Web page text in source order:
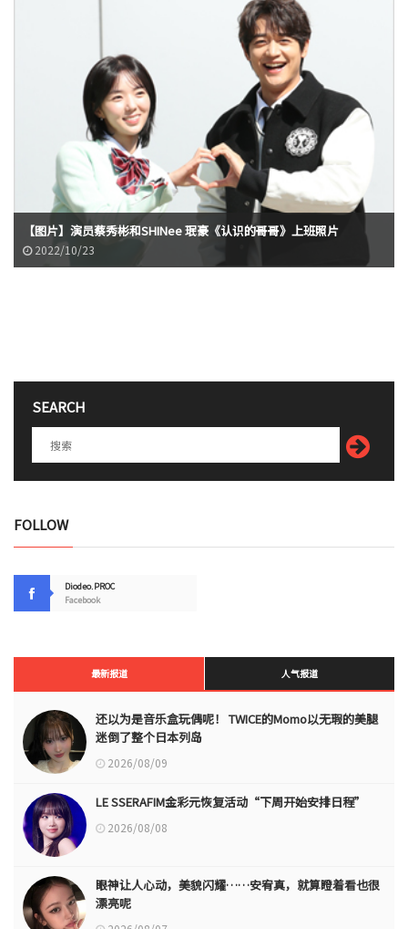
【图片】演员蔡秀彬和SHINee 珉豪《认识的哥哥》上班照片
2022/10/23
SEARCH
FOLLOW
Diodeo.PROC
Facebook
最新报道 人气报道
还以为是音乐盒玩偶呢！ TWICE的Momo以无瑕的美腿
迷倒了整个日本列岛
2026/08/09
LE SSERAFIM金彩元恢复活动“下周开始安排日程”
2026/08/08
眼神让人心动，美貌闪耀……安宥真，就算瞪着看也很
漂亮呢